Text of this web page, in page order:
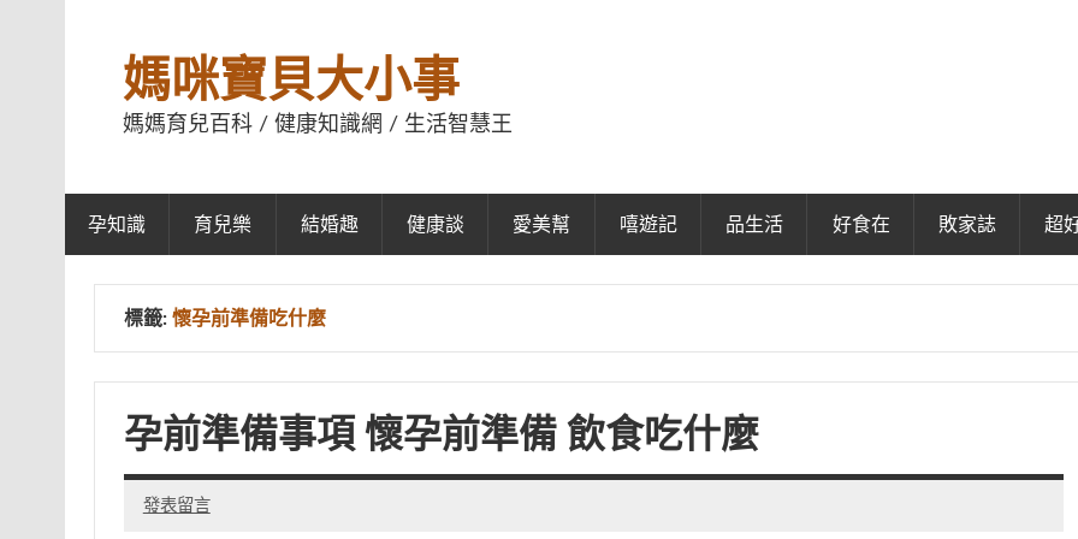
媽咪寶貝大小事
媽媽育兒百科 / 健康知識網 / 生活智慧王
孕知識 育兒樂 結婚趣 健康談 愛美幫 嘻遊記 品生活 好食在 敗家誌 超
標籤: 懷孕前準備吃什麼
孕前準備事項 懷孕前準備 飲食吃什麼
發表留言